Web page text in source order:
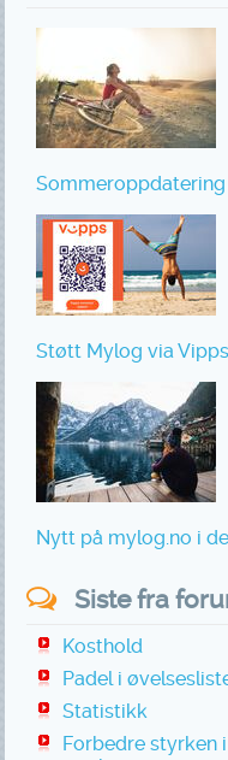
Sommeroppdatering
Støtt Mylog via Vipps
Nytt på mylog.no i
Siste fra
Kosthold
Padel i
Statistikk
Forbedre styrken